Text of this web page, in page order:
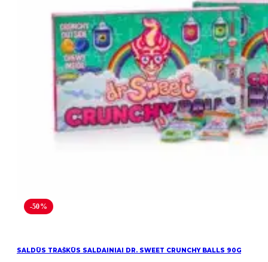
-50%
SALDŪS TRAŠKŪS SALDAINIAI DR. SWEET CRUNCHY BALLS 90G